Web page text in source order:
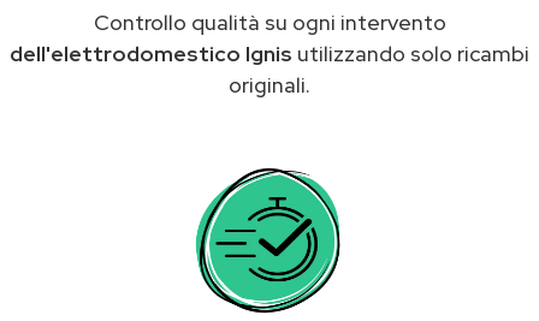
Controllo qualità su ogni intervento
dell'elettrodomestico Ignis utilizzando solo ricambi
originali.